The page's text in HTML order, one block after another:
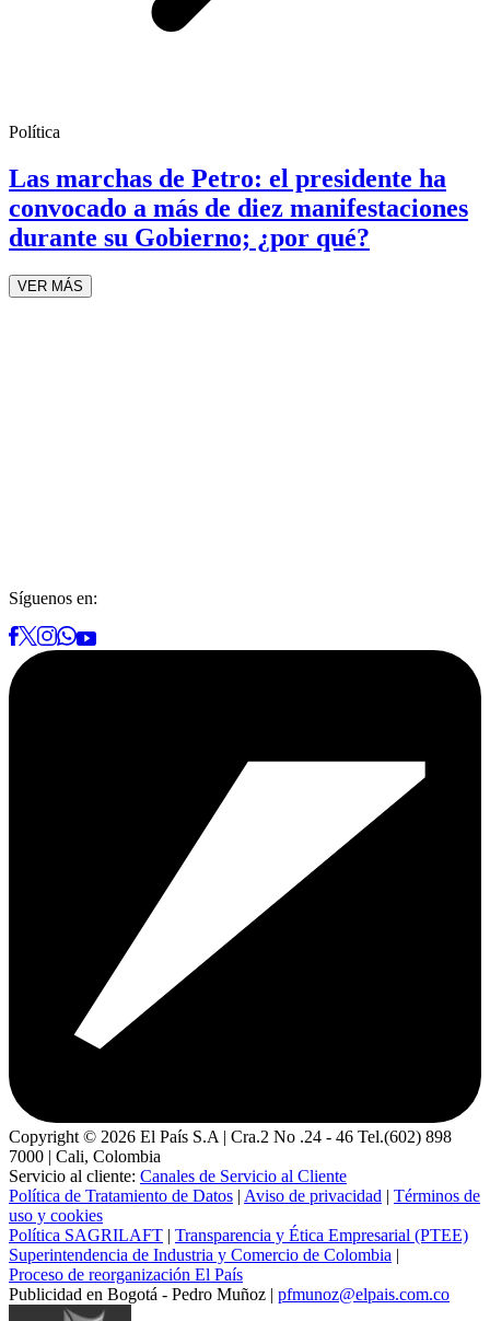
Política
Las marchas de Petro: el presidente ha
convocado a más de diez manifestaciones
durante su Gobierno; ¿por qué?
VER MÁS
Síguenos en:
Copyright © 2026 El País S.A | Cra.2 No .24 - 46 Tel.(602) 898
7000 | Cali, Colombia
Servicio al cliente: Canales de Servicio al Cliente
Política de Tratamiento de Datos | Aviso de privacidad | Términos de
uso y cookies
Política SAGRILAFT | Transparencia y Ética Empresarial (PTEE)
Superintendencia de Industria y Comercio de Colombia |
Proceso de reorganización El País
Publicidad en Bogotá - Pedro Muñoz | pfmunoz@elpais.com.co